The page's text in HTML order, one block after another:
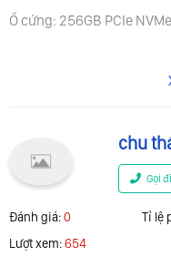
Ổ cứng: 256GB PCIe
Màn hình: 14.0 inch FHD
chu
Gọi
Đánh giá:0 Tỉ lệ
Lượt xem:654